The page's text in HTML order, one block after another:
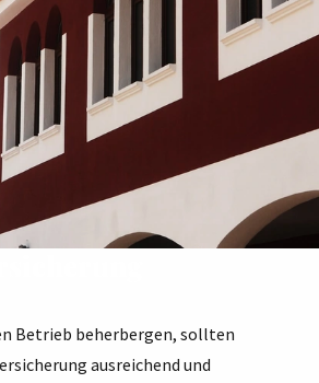
Betrieb beherbergen, sollten
ausreichend und